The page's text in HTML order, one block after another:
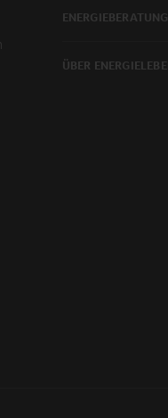
ENERGIEBERATUNG
ÜBER